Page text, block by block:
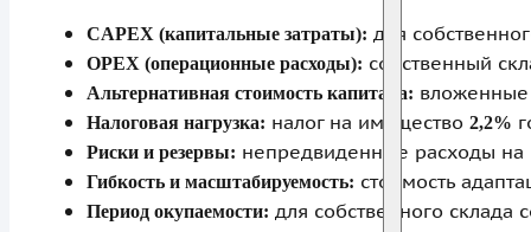
CAPEX (капитальные затраты): для
OPEX (операционные расходы): собственный
Альтернативная стоимость капитала:
Налоговая нагрузка: налог на имущество 2,2%
Риски и резервы: непредвиденные расходы
Гибкость и масштабируемость: стоимость
Период окупаемости: для собственного склада